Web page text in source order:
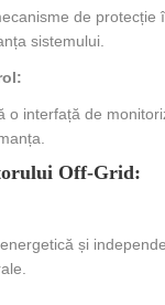
de
sistemului.
o interfață de
Off-Grid:
și